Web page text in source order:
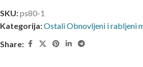
SKU:ps80-1
Kategorija:Ostali Obnovljeni i rabljeni
Share: